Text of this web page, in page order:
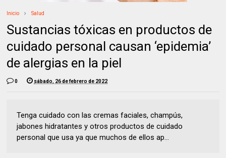
Inicio Salud
Sustancias tóxicas en productos de
cuidado personal causan ‘epidemia’
de alergias en la piel
0 sábado, 26 de febrero de 2022
Tenga cuidado con las cremas faciales, champús,
jabones hidratantes y otros productos de cuidado
personal que usa ya que muchos de ellos ap...